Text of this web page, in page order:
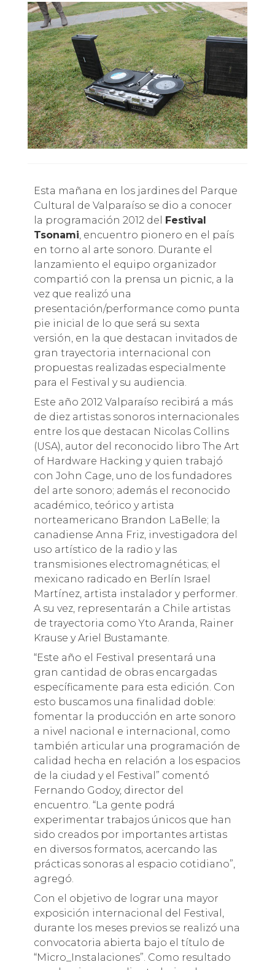
Esta mañana en los jardines del Parque
Cultural de Valparaíso se dio a conocer
la programación 2012 del Festival
Tsonami, encuentro pionero en el país
en torno al arte sonoro. Durante el
lanzamiento el equipo organizador
compartió con la prensa un picnic, a la
vez que realizó una
presentación/performance como punta
pie inicial de lo que será su sexta
versión, en la que destacan invitados de
gran trayectoria internacional con
propuestas realizadas especialmente
para el Festival y su audiencia.
Este año 2012 Valparaíso recibirá a más
de diez artistas sonoros internacionales
entre los que destacan Nicolas Collins
(USA), autor del reconocido libro The Art
of Hardware Hacking y quien trabajó
con John Cage, uno de los fundadores
del arte sonoro; además el reconocido
académico, teórico y artista
norteamericano Brandon LaBelle; la
canadiense Anna Friz, investigadora del
uso artístico de la radio y las
transmisiones electromagnéticas; el
mexicano radicado en Berlín Israel
Martínez, artista instalador y performer.
A su vez, representarán a Chile artistas
de trayectoria como Yto Aranda, Rainer
Krause y Ariel Bustamante.
“Este año el Festival presentará una
gran cantidad de obras encargadas
específicamente para esta edición. Con
esto buscamos una finalidad doble:
fomentar la producción en arte sonoro
a nivel nacional e internacional, como
también articular una programación de
calidad hecha en relación a los espacios
de la ciudad y el Festival” comentó
Fernando Godoy, director del
encuentro. “La gente podrá
experimentar trabajos únicos que han
sido creados por importantes artistas
en diversos formatos, acercando las
prácticas sonoras al espacio cotidiano”,
agregó.
Con el objetivo de lograr una mayor
exposición internacional del Festival,
durante los meses previos se realizó una
convocatoria abierta bajo el título de
“Micro_Instalaciones”. Como resultado